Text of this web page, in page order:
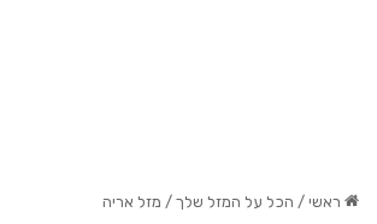
ראשי / הכל על המזל שלך / מזל אריה